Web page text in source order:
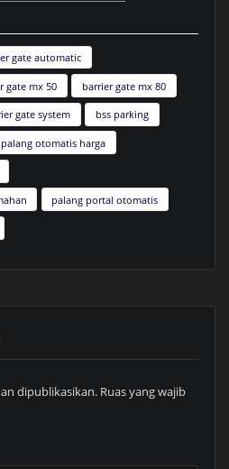
gate automatic
gate mx 50 barrier gate mx 80
gate system bss parking
palang otomatis harga
palang portal otomatis
dipublikasikan. Ruas yang wajib